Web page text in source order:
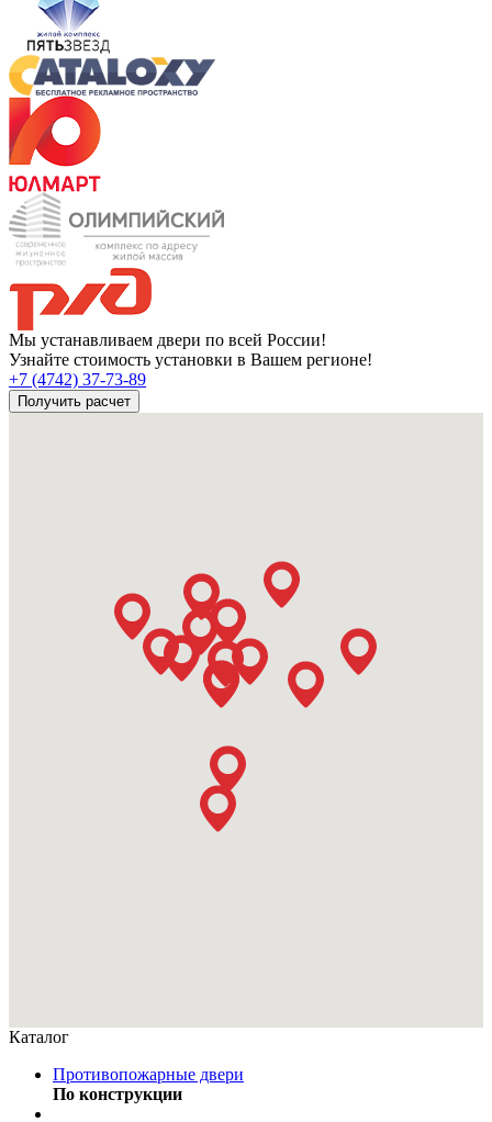
Мы устанавливаем двери по всей России!
Узнайте стоимость установки в Вашем регионе!
+7 (4742) 37-73-89
Получить расчет
Каталог
Противопожарные двери
По конструкции